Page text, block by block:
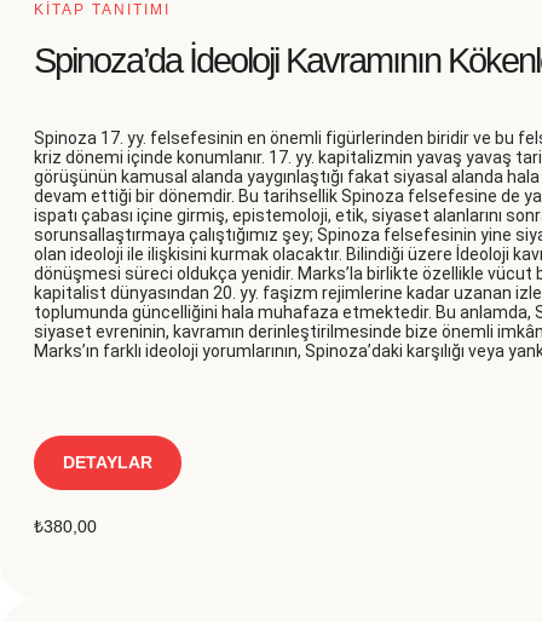
KİTAP TANITIMI
Spinoza’da İdeoloji Kavramının
Spinoza 17. yy. felsefesinin en önemli figürlerinden biridir ve bu
kriz dönemi içinde konumlanır. 17. yy. kapitalizmin yavaş yavaş
görüşünün kamusal alanda yaygınlaştığı fakat siyasal alanda
devam ettiği bir dönemdir. Bu tarihsellik Spinoza felsefesine de
ispatı çabası içine girmiş, epistemoloji, etik, siyaset alanlarını
sorunsallaştırmaya çalıştığımız şey; Spinoza felsefesinin yine
olan ideoloji ile ilişkisini kurmak olacaktır. Bilindiği üzere İdeoloji
dönüşmesi süreci oldukça yenidir. Marks’la birlikte özellikle vücut
kapitalist dünyasından 20. yy. faşizm rejimlerine kadar uzanan
toplumunda güncelliğini hala muhafaza etmektedir. Bu anlamda,
siyaset evreninin, kavramın derinleştirilmesinde bize önemli
Marks’ın farklı ideoloji yorumlarının, Spinoza’daki karşılığı veya
DETAYLAR
₺380,00